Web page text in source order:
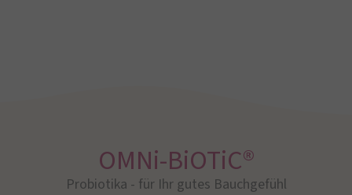
OMNi-BiOTiC®
Probiotika - für Ihr gutes Bauchgefühl​